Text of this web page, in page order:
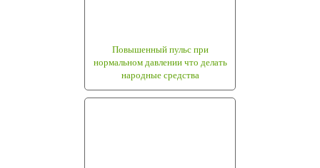
Повышенный пульс при
нормальном давлении что делать
народные средства